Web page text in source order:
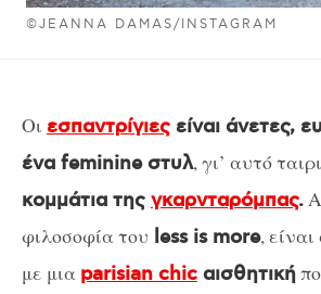
©JEANNA DAMAS/INSTAGRAM
Οι εσπαντρίγιες είναι άνετες,
ένα feminine στυλ, γι’ αυτό
κομμάτια της γκαρνταρόμπας.
φιλοσοφία του less is more,
με μια parisian chic αισθητική